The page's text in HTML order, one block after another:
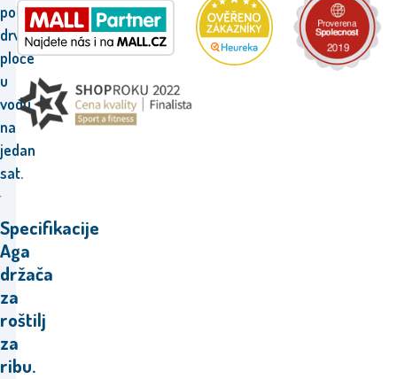
potopite
drvene
ploče
u
vodu
na
jedan
sat.
Specifikacije
Aga
držača
za
roštilj
za
ribu.